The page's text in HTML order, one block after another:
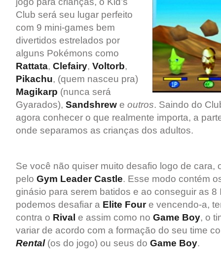
Club será seu lugar perfeito
com 9 mini-games bem
divertidos estrelados por
alguns Pokémons como
Rattata, Clefairy, Voltorb,
Pikachu, (quem nasceu pra)
Magikarp (nunca será
Gyarados), Sandshrew e outros. Saindo do
agora conhecer o que realmente importa, a
onde separamos as crianças dos adultos.
Se você não quiser muito desafio logo de cara,
pelo Gym Leader Castle. Esse modo contém
ginásio para serem batidos e ao conseguir as 8
podemos desafiar a Elite Foure vencendo-a,
contra o Rival e assim como no Game Boy, o
variar de acordo com a formação do seu time
Rental(os do jogo) ou seus do Game Boy.